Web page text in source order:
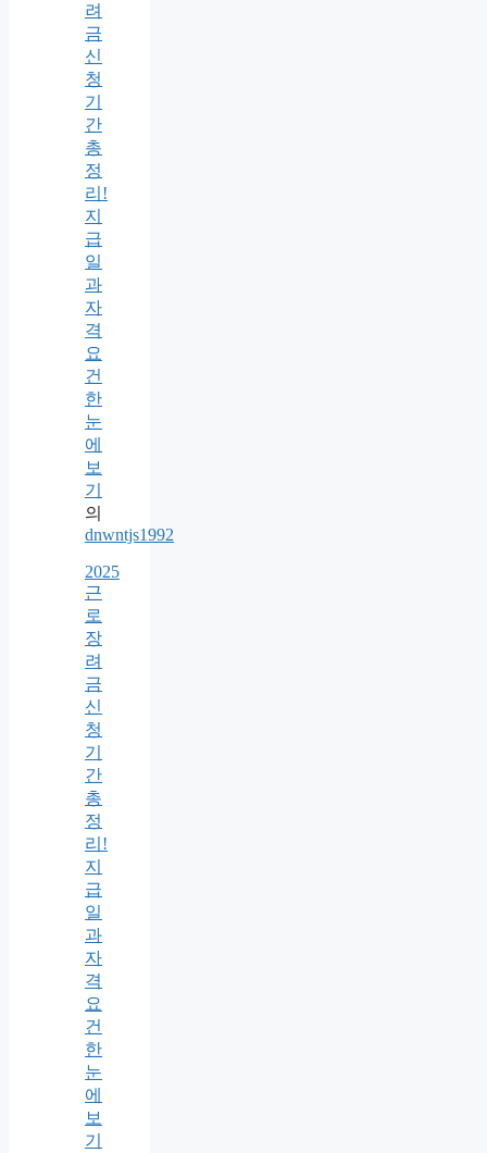
려
금
신
청
기
간
총
정
리!
지
급
일
과
자
격
요
건
한
눈
에
보
기
의
dnwntjs1992
2025
근
로
장
려
금
신
청
기
간
총
정
리!
지
급
일
과
자
격
요
건
한
눈
에
보
기